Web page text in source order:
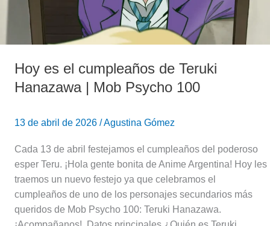
Hoy es el cumpleaños de Teruki
Hanazawa | Mob Psycho 100
13 de abril de 2026 /Agustina Gómez
Cada 13 de abril festejamos el cumpleaños del poderoso
esper Teru. ¡Hola gente bonita de Anime Argentina! Hoy les
traemos un nuevo festejo ya que celebramos el
cumpleaños de uno de los personajes secundarios más
queridos de Mob Psycho 100: Teruki Hanazawa.
Psycho